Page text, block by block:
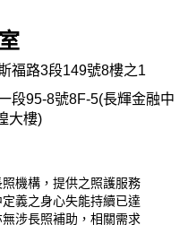
福路3段149號8樓之1
段95-8號8F-5(長輝金融中
大樓)
機構，提供之照護服務
義之身心失能持續已達
涉長照補助，相關需求